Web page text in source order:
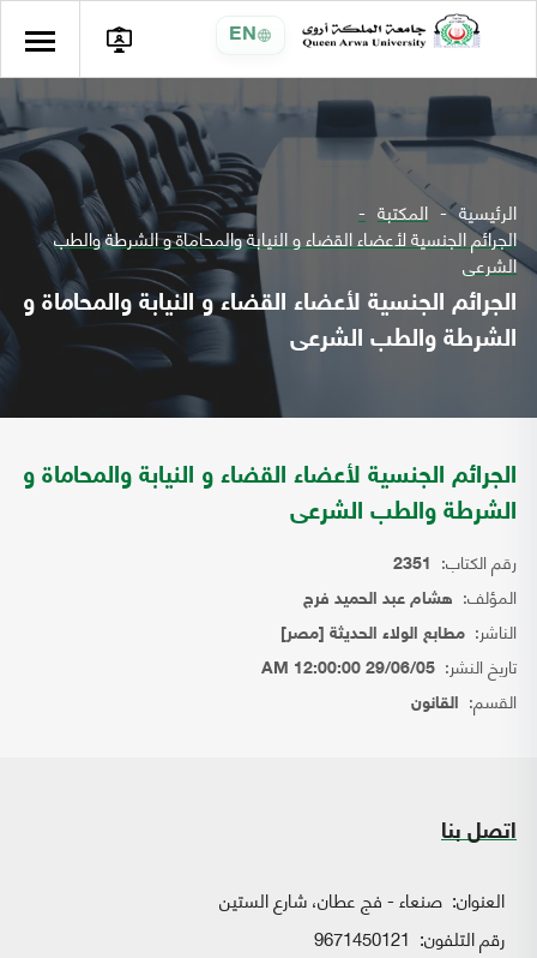
EN
الرئيسية المكتبة
الجرائم الجنسية لأعضاء القضاء و النيابة والمحاماة و الشرطة والطب
الشرعى
الجرائم الجنسية لأعضاء القضاء و النيابة والمحاماة و
الشرطة والطب الشرعى
الجرائم الجنسية لأعضاء القضاء و النيابة والمحاماة و
الشرطة والطب الشرعى
رقم الكتاب: 2351
المؤلف: هشام عبد الحميد فرج
الناشر: مطابع الولاء الحديثة [مصر]
تاريخ النشر: 29/06/05 12:00:00 AM
القسم: القانون
اتصل بنا
العنوان: صنعاء - فج عطان، شارع الستين
رقم التلفون: 9671450121